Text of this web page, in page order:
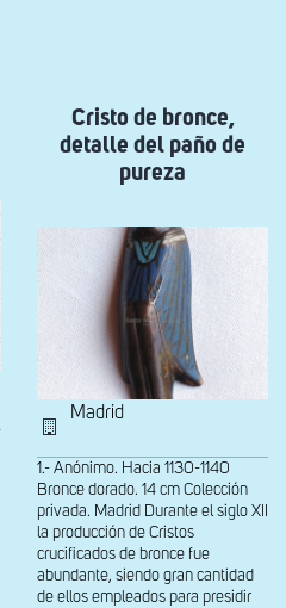
Cristo de bronce,
detalle del paño de
pureza
Madrid
1.- Anónimo. Hacia 1130-1140
Bronce dorado. 14 cm Colección
privada. Madrid Durante el siglo XII
la producción de Cristos
crucificados de bronce fue
abundante, siendo gran cantidad
de ellos empleados para presidir